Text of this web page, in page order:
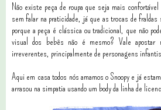
Não existe peça de roupa que seja mais
sem falar na praticidade, já que as trocas de
porque a peça é clássica ou tradicional, que não
visual dos bebês não é mesmo? Vale apostar
irreverentes, principalmente de personagens infantis.
Aqui em casa todos nós amamos o Snoopy e já
arrasou na simpatia usando um body da linha de